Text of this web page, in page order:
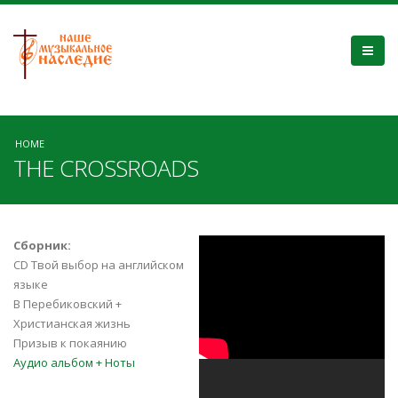
HOME
THE CROSSROADS
Сборник:
CD Твой выбор на английском
языке
В Перебиковский +
Христианская жизнь
Призыв к покаянию
Аудио альбом + Ноты